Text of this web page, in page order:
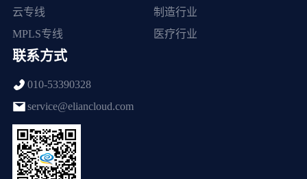
云专线
MPLS专线
制造行业
医疗行业
联系方式
010-53390328
service@eliancloud.com